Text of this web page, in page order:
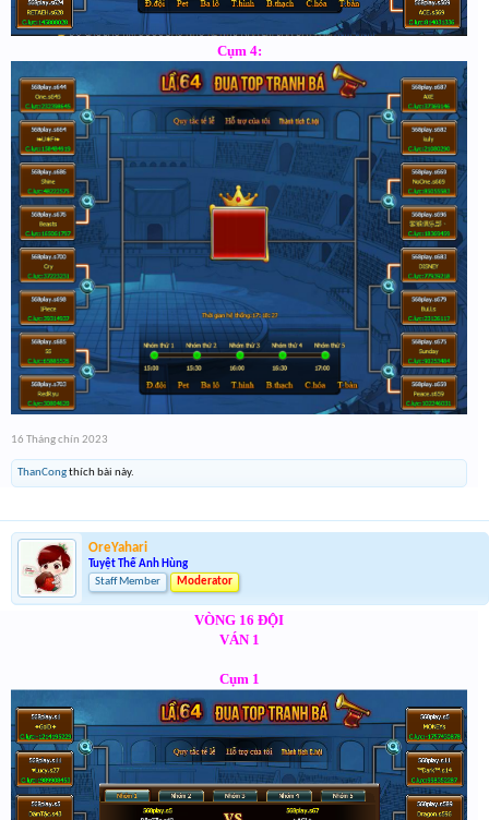
Cụm 4:
16 Tháng chín 2023
ThanCongthích bài này.
OreYahari
Tuyệt Thế Anh Hùng
Staff Member
Moderator
VÒNG 16 ĐỘI
VÁN 1
Cụm 1